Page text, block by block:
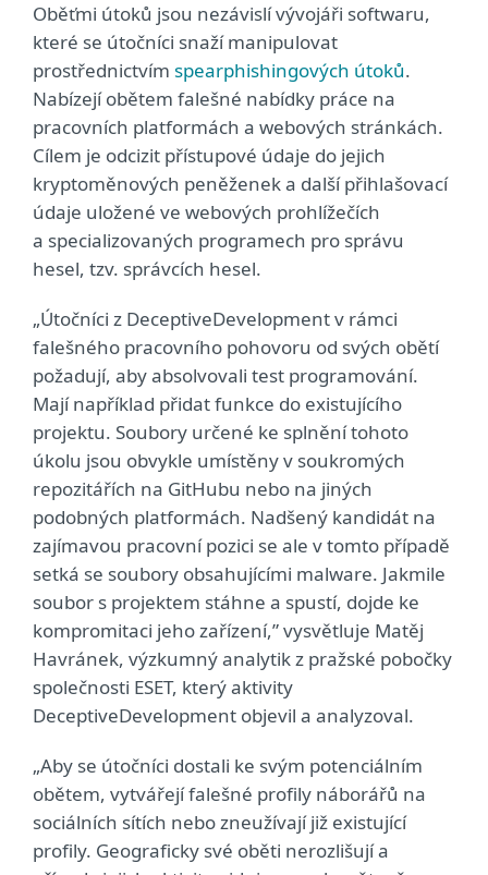
Oběťmi útoků jsou nezávislí vývojáři softwaru,
které se útočníci snaží manipulovat
prostřednictvím spearphishingových útoků.
Nabízejí obětem falešné nabídky práce na
pracovních platformách a webových stránkách.
Cílem je odcizit přístupové údaje do jejich
kryptoměnových peněženek a další přihlašovací
údaje uložené ve webových prohlížečích
a specializovaných programech pro správu
hesel, tzv. správcích hesel.
„Útočníci z DeceptiveDevelopment v rámci
falešného pracovního pohovoru od svých obětí
požadují, aby absolvovali test programování.
Mají například přidat funkce do existujícího
projektu. Soubory určené ke splnění tohoto
úkolu jsou obvykle umístěny v soukromých
repozitářích na GitHubu nebo na jiných
podobných platformách. Nadšený kandidát na
zajímavou pracovní pozici se ale v tomto případě
setká se soubory obsahujícími malware. Jakmile
soubor s projektem stáhne a spustí, dojde ke
kompromitaci jeho zařízení,” vysvětluje Matěj
Havránek, výzkumný analytik z pražské pobočky
společnosti ESET, který aktivity
DeceptiveDevelopment objevil a analyzoval.
„Aby se útočníci dostali ke svým potenciálním
obětem, vytvářejí falešné profily náborářů na
sociálních sítích nebo zneužívají již existující
profily. Geograficky své oběti nerozlišují a